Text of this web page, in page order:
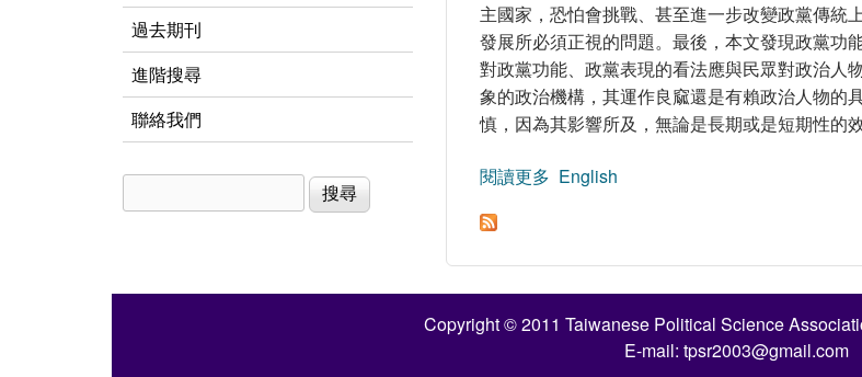
主國家，恐怕會挑戰、甚至進一步改變政黨傳統
發展所必須正視的問題。最後，本文發現政黨功
對政黨功能、政黨表現的看法應與民眾對政治人
象的政治機構，其運作良窳還是有賴政治人物的
慎，因為其影響所及，無論是長期或是短期性的
閱讀更多 關於欲迎還拒：臺灣民眾對政黨必要性
English
過去期刊
進階搜尋
聯絡我們
搜尋表單
Copyright © 2011 Taiwanese Political Science
E-mail: tpsr2003@gmail.com